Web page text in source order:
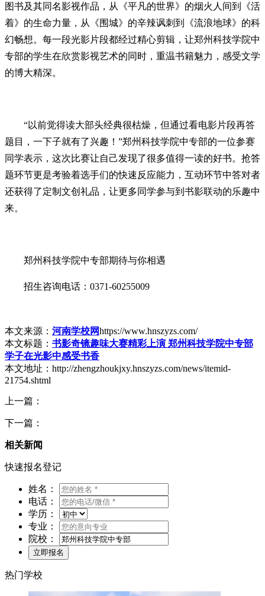
图书及其同名影视作品，从《平凡的世界》的烟火人间到《活
着》的生命力量，从《围城》的辛辣讽刺到《流浪地球》的科
幻畅想。每一段光影片段都经过精心剪辑，让郑州科技学院中
专部的学生在欣赏影视艺术的同时，重温书籍魅力，感受文学
的博大精深。
“以前觉得读大部头经典很枯燥，但通过看电影片段再答
题目，一下子就有了兴趣！”郑州科技学院中专部的一位参赛
同学表示，这次比赛让自己发现了很多值得一读的好书。抢答
题环节更是考验着选手们的快速反应能力，互动环节中答对者
还获得了定制文创礼品，让更多同学参与到书影联动的乐趣中
来。
郑州科技学院中专部期待与你相遇
招生咨询电话：0371-60255009
本文来源： 河南学校网https://www.hnszyzs.com/
本文标题： 书影奇镜趣味大赛精彩上演 郑州科技学院中专部
学子在光影中感受书香
本文地址：http://zhengzhoukjxy.hnszyzs.com/news/itemid-
21754.shtml
上一篇：
下一篇：
相关新闻
快速报名登记
姓名：
电话：
学历：
专业：
院校：
热门学校